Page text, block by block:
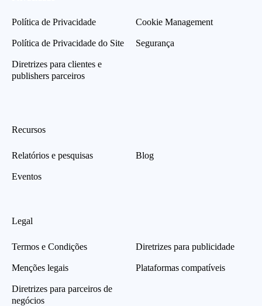
Política de Privacidade
Política de Privacidade do Site
Diretrizes para clientes e
publishers parceiros
Cookie Management
Segurança
Recursos
Relatórios e pesquisas
Eventos
Blog
Legal
Termos e Condições
Menções legais
Diretrizes para parceiros de
negócios
Diretrizes para publicidade
Plataformas compatíveis